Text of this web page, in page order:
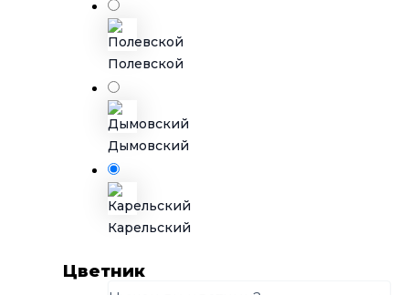
Карельский
Дымовский
Полевской
Цветник